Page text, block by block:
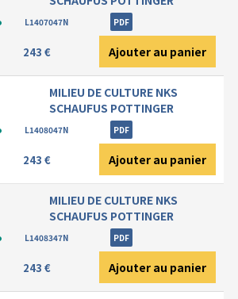
L1407047N PDF
243 € Ajouter au panier
MILIEU DE CULTURE NKS
SCHAUFUS POTTINGER
L1408047N PDF
243 € Ajouter au panier
MILIEU DE CULTURE NKS
SCHAUFUS POTTINGER
L1408347N PDF
243 € Ajouter au panier